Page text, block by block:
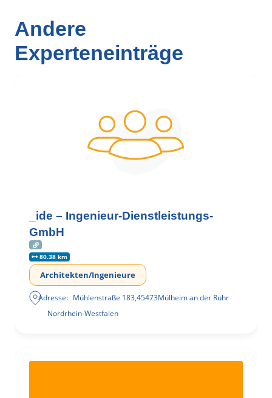
Andere
Experteneinträge
_ide – Ingenieur-Dienstleistungs-
GmbH
80.38 km
Architekten/Ingenieure
Adresse: Mühlenstraße 183,45473Mülheim an der Ruhr
Nordrhein-Westfalen